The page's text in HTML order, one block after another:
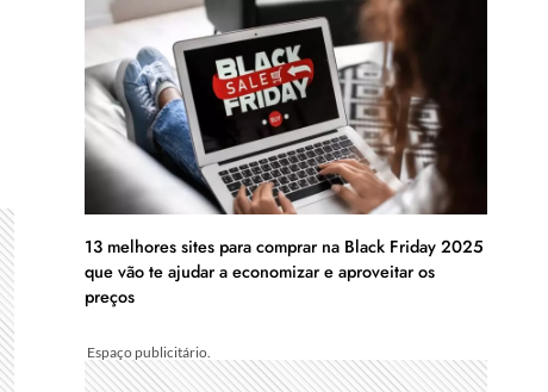
13 melhores sites para comprar na Black Friday 2025
que vão te ajudar a economizar e aproveitar os
preços